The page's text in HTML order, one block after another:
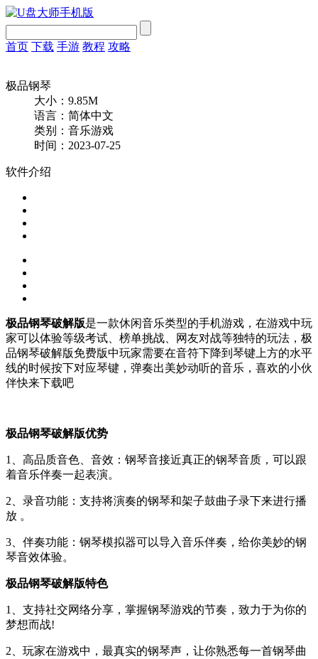
首页 下载 手游 教程 攻略
极品钢琴
大小：9.85M
语言：简体中文
类别：音乐游戏
时间：2023-07-25
软件介绍
极品钢琴破解版是一款休闲音乐类型的手机游戏，在游戏中玩
家可以体验等级考试、榜单挑战、网友对战等独特的玩法，极
品钢琴破解版免费版中玩家需要在音符下降到琴键上方的水平
线的时候按下对应琴键，弹奏出美妙动听的音乐，喜欢的小伙
伴快来下载吧
极品钢琴破解版优势
1、高品质音色、音效：钢琴音接近真正的钢琴音质，可以跟
着音乐伴奏一起表演。
2、录音功能：支持将演奏的钢琴和架子鼓曲子录下来进行播
放 。
3、伴奏功能：钢琴模拟器可以导入音乐伴奏，给你美妙的钢
琴音效体验。
极品钢琴破解版特色
1、支持社交网络分享，掌握钢琴游戏的节奏，致力于为你的
梦想而战!
2、玩家在游戏中，最真实的钢琴声，让你熟悉每一首钢琴曲